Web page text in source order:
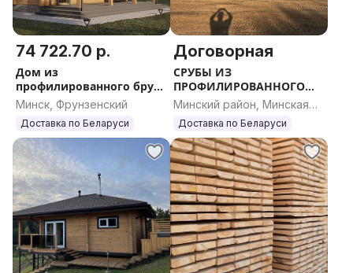
74 722.70 р.
Дом из
профилированного бруса
с террасой 32
Минск, Фрунзенский
Доставка по Беларуси
Договорная
СРУБЫ ИЗ
ПРОФИЛИРОВАННОГО
БРУСА
Минский район, Минская
область
Доставка по Беларуси